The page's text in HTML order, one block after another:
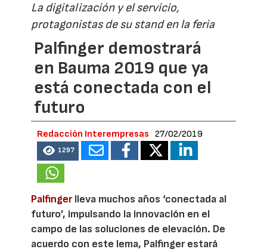
La digitalización y el servicio,
protagonistas de su stand en la feria
Palfinger demostrará
en Bauma 2019 que ya
está conectada con el
futuro
Redacción Interempresas 27/02/2019
1297
Palfingerlleva muchos años ‘conectada al
futuro’, impulsando la innovación en el
campo de las soluciones de elevación. De
acuerdo con este lema, Palfinger estará